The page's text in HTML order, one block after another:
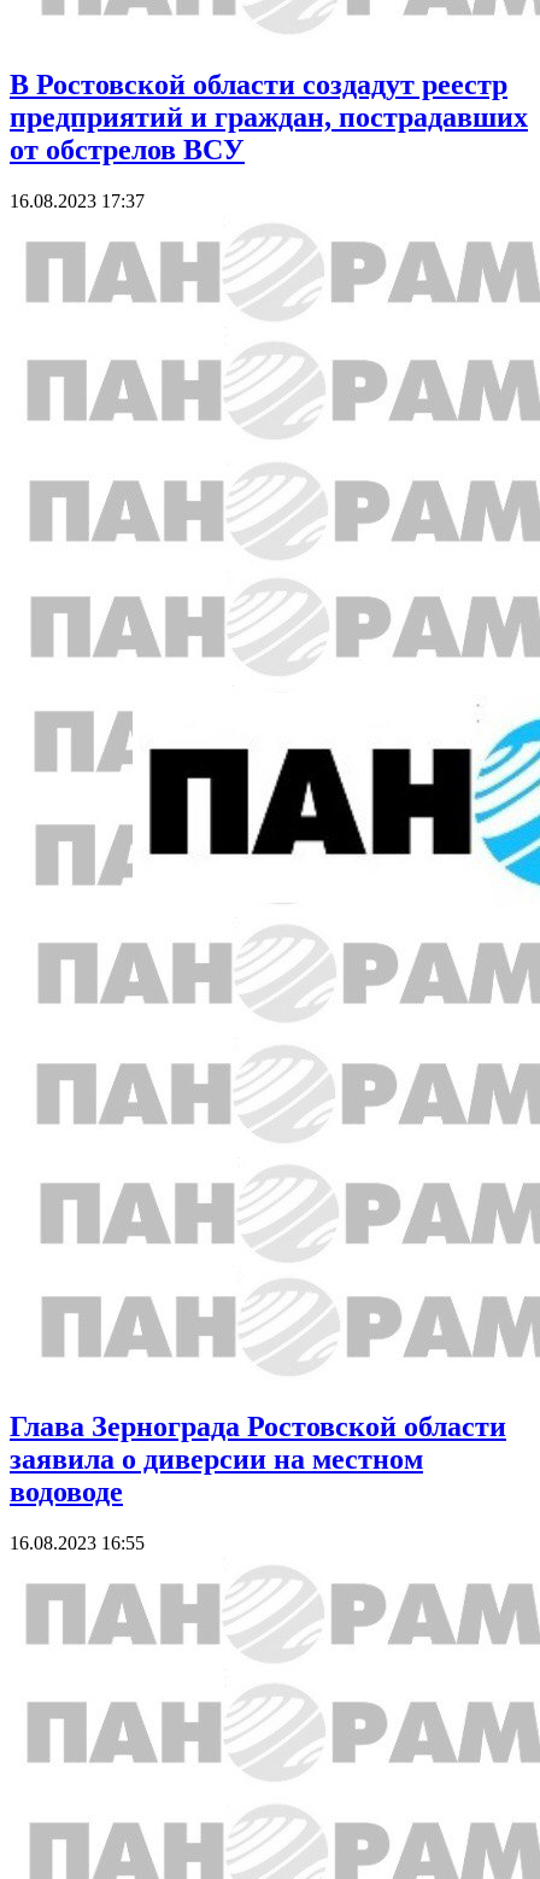
В Ростовской области создадут реестр
предприятий и граждан, пострадавших
от обстрелов ВСУ
16.08.2023 17:37
Глава Зернограда Ростовской области
заявила о диверсии на местном
водоводе
16.08.2023 16:55